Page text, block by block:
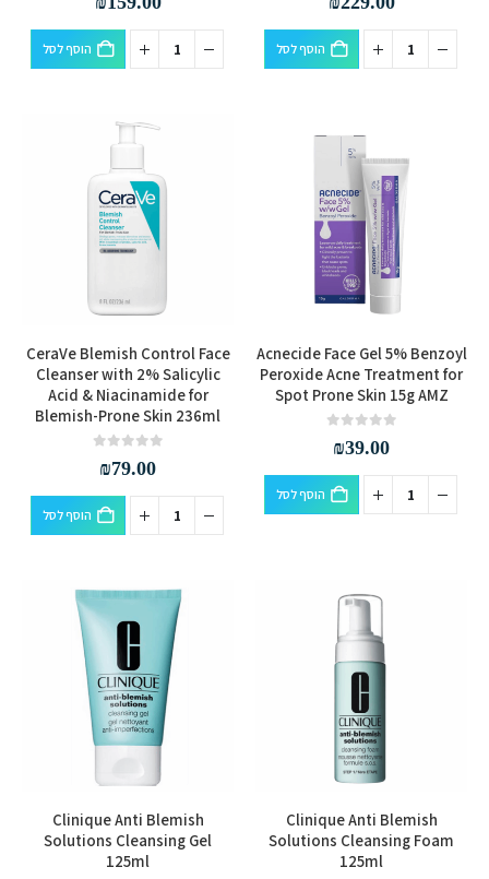
הוסף לסל הוסף לסל
Acnecide Face Gel 5% Benzoyl
Peroxide Acne Treatment for
Spot Prone Skin 15g AMZ
₪39.00
הוסף לסל
CeraVe Blemish Control Face
Cleanser with 2% Salicylic
Acid & Niacinamide for
Blemish-Prone Skin 236ml
₪79.00
הוסף לסל
Clinique Anti Blemish
Solutions Cleansing Foam
125ml
Clinique Anti Blemish
Solutions Cleansing Gel
125ml